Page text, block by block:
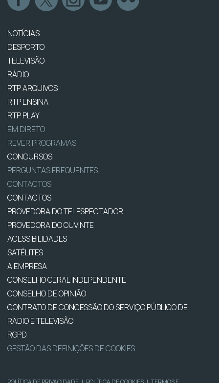
NOTÍCIAS
DESPORTO
TELEVISÃO
RÁDIO
RTP ARQUIVOS
RTP ENSINA
RTP PLAY
EM DIRETO
REVER PROGRAMAS
CONCURSOS
PERGUNTAS FREQUENTES
CONTACTOS
CONTACTOS
PROVEDORA DO TELESPECTADOR
PROVEDORA DO OUVINTE
ACESSIBILIDADES
SATÉLITES
A EMPRESA
CONSELHO GERAL INDEPENDENTE
CONSELHO DE OPINIÃO
CONTRATO DE CONCESSÃO DO SERVIÇO PÚBLICO DE
RÁDIO E TELEVISÃO
RGPD
GESTÃO DAS DEFINIÇÕES DE COOKIES